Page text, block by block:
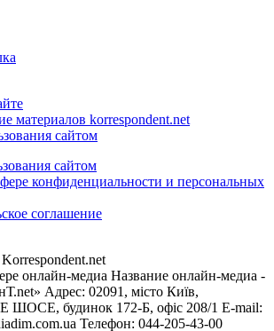
материалов korrespondent.net
сайтом
сайтом
конфиденциальности и персональных
соглашение
онлайн-медиа Название онлайн-медиа -
Адрес: 02091, місто Київ,
будинок 172-Б, офіс 208/1 E-mail:
Телефон: 044-205-43-00